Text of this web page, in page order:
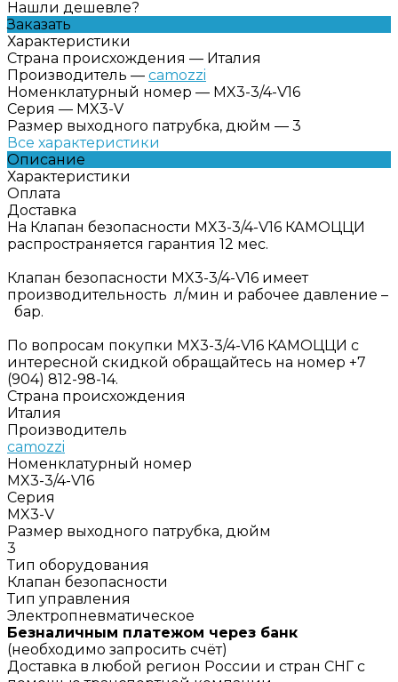
Нашли дешевле?
Заказать
Характеристики
Страна происхождения — Италия
Производитель — camozzi
Номенклатурный номер — MX3-3/4-V16
Серия — MX3-V
Размер выходного патрубка, дюйм — 3
Все характеристики
Описание
Характеристики
Оплата
Доставка
На Клапан безопасности MX3-3/4-V16 КАМОЦЦИ
распространяется гарантия 12 мес.
Клапан безопасности MX3-3/4-V16 имеет
производительность л/мин и рабочее давление –
бар.
По вопросам покупки MX3-3/4-V16 КАМОЦЦИ с
интересной скидкой обращайтесь на номер +7
(904) 812-98-14.
Страна происхождения
Италия
Производитель
camozzi
Номенклатурный номер
MX3-3/4-V16
Серия
MX3-V
Размер выходного патрубка, дюйм
3
Тип оборудования
Клапан безопасности
Тип управления
Электропневматическое
Безналичным платежом через банк
(необходимо запросить счёт)
Доставка в любой регион России и стран СНГ с